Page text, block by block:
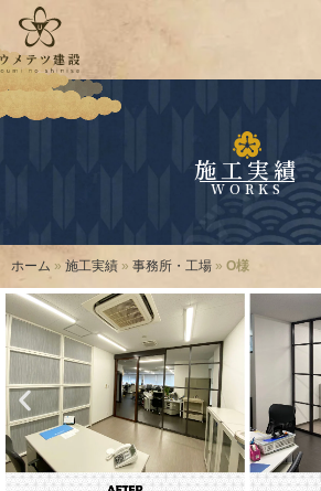
施工実績
WORKS
ホーム » 施工実績 » 事務所・工場 » O様